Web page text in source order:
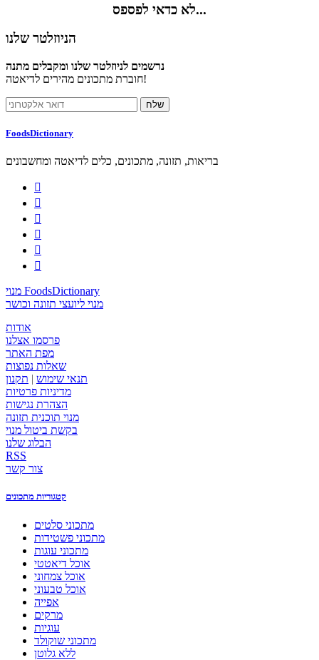
לא כדאי לפספס...
הניוזלטר שלנו
נרשמים לניוזלטר שלנו ומקבלים מתנה
חוברת מתכונים מהירים לדיאטה!
FoodsDictionary
בריאות, תזונה, מתכונים, כלים לדיאטה ומחשבונים






מנוי FoodsDictionary
מנוי ליועצי תזונה וכושר
אודות
פרסמו אצלנו
מפת האתר
שאלות נפוצות
תנאי שימוש | תקנון
מדיניות פרטיות
הצהרת נגישות
מנוי תוכנית תזונה
בקשת ביטול מנוי
הבלוג שלנו
RSS
צור קשר
קטגוריות מתכונים
מתכוני סלטים
מתכוני פשטידות
מתכוני עוגות
אוכל דיאטטי
אוכל צמחוני
אוכל טבעוני
אפייה
מרקים
עוגיות
מתכוני שוקולד
ללא גלוטן